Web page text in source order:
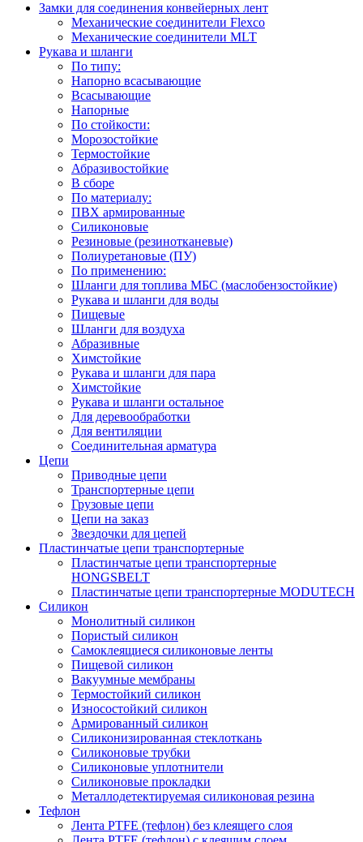
Замки для соединения конвейерных лент
Механические соединители Flexco
Механические соединители MLT
Рукава и шланги
По типу:
Напорно всасывающие
Всасывающие
Напорные
По стойкости:
Морозостойкие
Термостойкие
Абразивостойкие
В сборе
По материалу:
ПВХ армированные
Силиконовые
Резиновые (резинотканевые)
Полиуретановые (ПУ)
По применению:
Шланги для топлива МБС (маслобензостойкие)
Рукава и шланги для воды
Пищевые
Шланги для воздуха
Абразивные
Химстойкие
Рукава и шланги для пара
Химстойкие
Рукава и шланги остальное
Для деревообработки
Для вентиляции
Соединительная арматура
Цепи
Приводные цепи
Транспортерные цепи
Грузовые цепи
Цепи на заказ
Звездочки для цепей
Пластинчатые цепи транспортерные
Пластинчатые цепи транспортерные
HONGSBELT
Пластинчатые цепи транспортерные MODUTECH
Силикон
Монолитный силикон
Пористый силикон
Самоклеящиеся силиконовые ленты
Пищевой силикон
Вакуумные мембраны
Термостойкий силикон
Износостойкий силикон
Армированный силикон
Силиконизированная стеклоткань
Силиконовые трубки
Силиконовые уплотнители
Силиконовые прокладки
Металлодетектируемая силиконовая резина
Тефлон
Лента PTFE (тефлон) без клеящего слоя